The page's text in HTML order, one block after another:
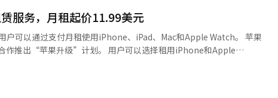
吸引力也在上升。
格上涨，加上日元贬值，智能手机价格持续上升。MM综合研究所预
7%，降至3000万部以下。价格上涨导致消费者推迟更换手机，而新
迁移客户并增加数据使用量的折叠手机，成为通信公司为数不多的胜
S25系列的持续热销与7月推出的
催化作用。超薄机身、广角镜头、AI图像编辑等功能，正好契合注重
最高纪录。反观苹果，市场占有率仅为16%，较去年第四季度的
研究”（Counterpoint）的数据，今年前六周内，在华iPhone的销
米（14.1%）、传音（9.9%）和OPPO（8.7%）在全球智能手机市
场挑战的情况下，苹果首席执行官蒂姆
了扩大在当地投资的计划。苹果正在越南和印度等地增加生产以降
服务，月租起价11.99美元
划。 用户可以选择租用iPhone和Apple
月租费用方面，Apple Watch和iPad起价